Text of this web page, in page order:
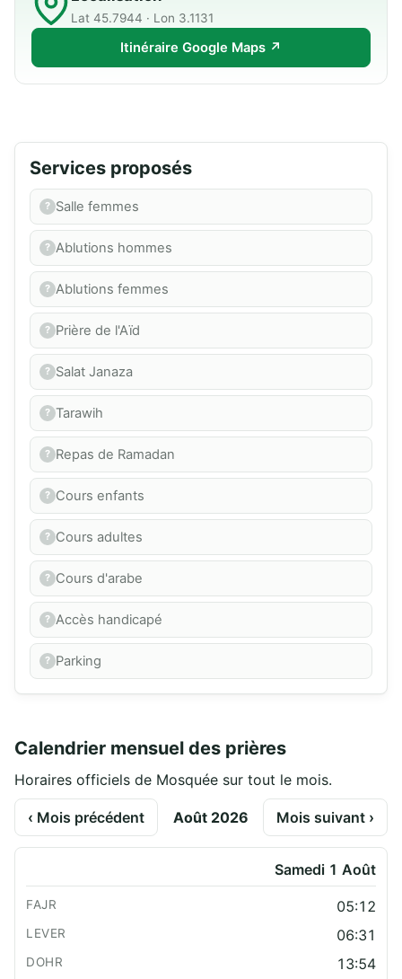
Lat 45.7944 · Lon 3.1131
Itinéraire Google Maps ↗
Services proposés
Salle femmes
Ablutions hommes
Ablutions femmes
Prière de l'Aïd
Salat Janaza
Tarawih
Repas de Ramadan
Cours enfants
Cours adultes
Cours d'arabe
Accès handicapé
Parking
Calendrier mensuel des prières
Horaires officiels de Mosquée sur tout le mois.
‹ Mois précédent Août 2026 Mois suivant ›
Samedi 1 Août
05:12
06:31
13:54